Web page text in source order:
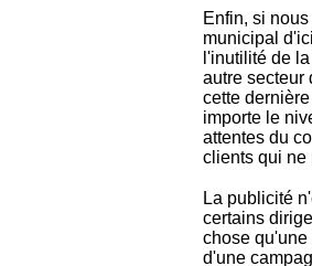
Enfin, si
municipal
l'inutilité de
autre secteur
cette
importe le
attentes du
clients qui ne
La publicité
certains
chose qu'une
d'une